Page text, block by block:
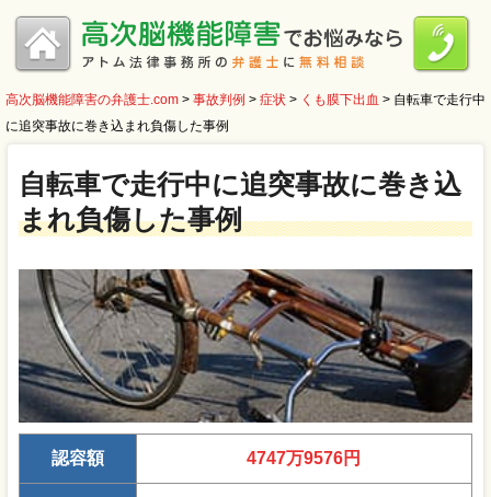
高次脳機能障害の弁護士.com > 事故判例 > 症状 > くも膜下出血 > 自転車で走行中
に追突事故に巻き込まれ負傷した事例
自転車で走行中に追突事故に巻き込
まれ負傷した事例
認容額 4747万9576円